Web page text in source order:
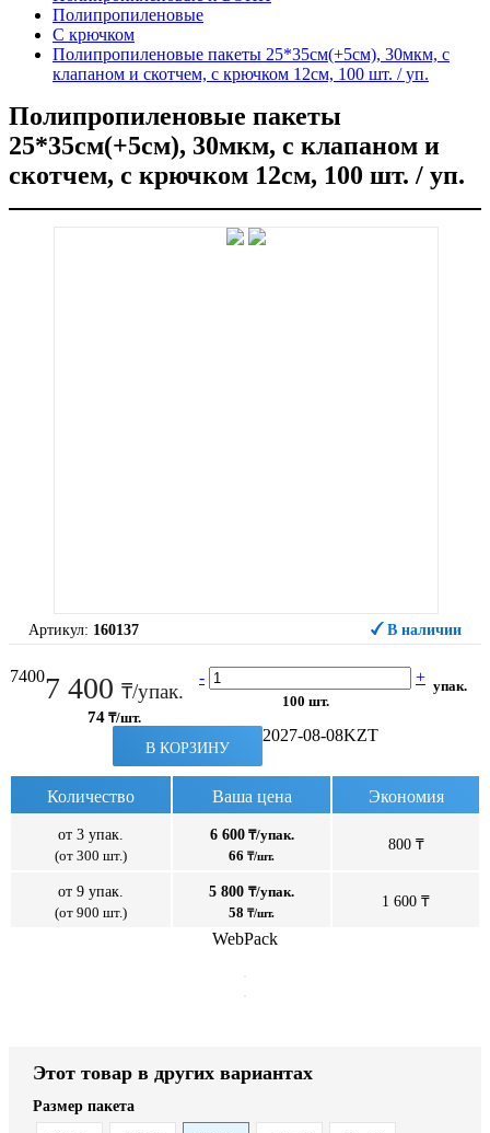
Полипропиленовые
С крючком
Полипропиленовые пакеты 25*35см(+5см), 30мкм, с
клапаном и скотчем, с крючком 12см, 100 шт. / уп.
Полипропиленовые пакеты
25*35см(+5см), 30мкм, с клапаном и
скотчем, с крючком 12см, 100 шт. / уп.
Артикул: 160137 В наличии
74007 400 ₸/упак.
74 ₸/шт.
- +
100 шт.
упак.
В КОРЗИНУ
2027-08-08KZT
Количество Ваша цена Экономия
от 3 упак.
(от 300 шт.)
6 600₸/упак.
66 ₸/шт.
800 ₸
от 9 упак.
(от 900 шт.)
5 800 ₸/упак.
58 ₸/шт.
1 600 ₸
WebPack
Этот товар в других вариантах
Размер пакета